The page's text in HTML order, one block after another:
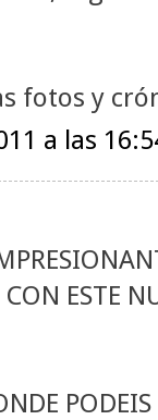
fotos y
a las
CON ESTE